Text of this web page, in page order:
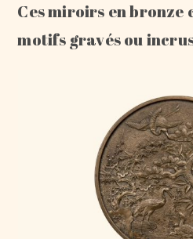
Ces miroirs en bronze
motifs gravés ou